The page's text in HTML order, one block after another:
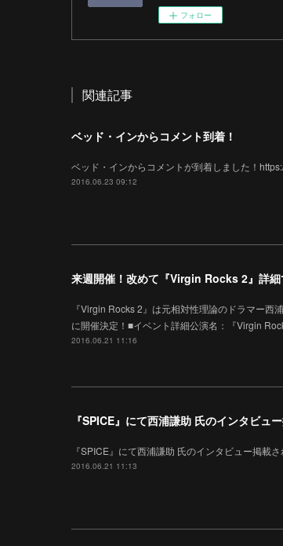
フォロー
関連記事
ベッド・インからコメント到着！
ベッド・インからコメントが到着しました！
2016.06.23 09:12
来週開催！改めて『Virgin Rocks 2』詳細
『Virgin Rocks 2』は元相対性理論のドラマー西
に開催決定！■イベント詳細公演名：『Virgin
2016.06.21 11:16
『SPICE』にて西浦謙助 氏のインタビュー
『SPICE』にて西浦謙助 氏のインタビュー掲載
2016.06.21 11:13